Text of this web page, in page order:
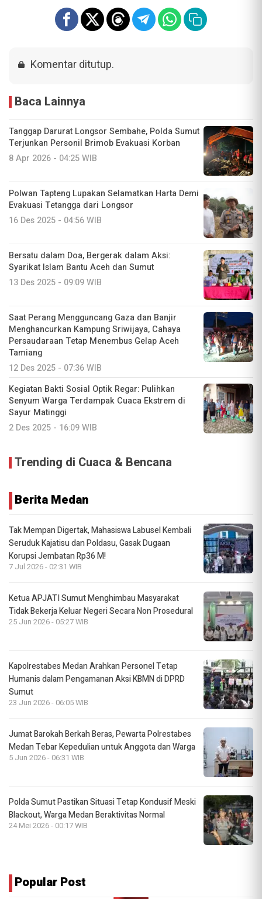
Komentar ditutup.
Baca Lainnya
Tanggap Darurat Longsor Sembahe, Polda Sumut
Terjunkan Personil Brimob Evakuasi Korban
8 Apr 2026 - 04:25 WIB
Polwan Tapteng Lupakan Selamatkan Harta Demi
Evakuasi Tetangga dari Longsor
16 Des 2025 - 04:56 WIB
Bersatu dalam Doa, Bergerak dalam Aksi:
Syarikat Islam Bantu Aceh dan Sumut
13 Des 2025 - 09:09 WIB
Saat Perang Mengguncang Gaza dan Banjir
Menghancurkan Kampung Sriwijaya, Cahaya
Persaudaraan Tetap Menembus Gelap Aceh
Tamiang
12 Des 2025 - 07:36 WIB
Kegiatan Bakti Sosial Optik Regar: Pulihkan
Senyum Warga Terdampak Cuaca Ekstrem di
Sayur Matinggi
2 Des 2025 - 16:09 WIB
Trending di Cuaca & Bencana
Berita Medan
Tak Mempan Digertak, Mahasiswa Labusel Kembali
Seruduk Kajatisu dan Poldasu, Gasak Dugaan
Korupsi Jembatan Rp36 M!
7 Jul 2026 - 02:31 WIB
Ketua APJATI Sumut Menghimbau Masyarakat
Tidak Bekerja Keluar Negeri Secara Non Prosedural
25 Jun 2026 - 05:27 WIB
Kapolrestabes Medan Arahkan Personel Tetap
Humanis dalam Pengamanan Aksi KBMN di DPRD
Sumut
23 Jun 2026 - 06:05 WIB
Jumat Barokah Berkah Beras, Pewarta Polrestabes
Medan Tebar Kepedulian untuk Anggota dan Warga
5 Jun 2026 - 06:31 WIB
Polda Sumut Pastikan Situasi Tetap Kondusif Meski
Blackout, Warga Medan Beraktivitas Normal
24 Mei 2026 - 00:17 WIB
Popular Post